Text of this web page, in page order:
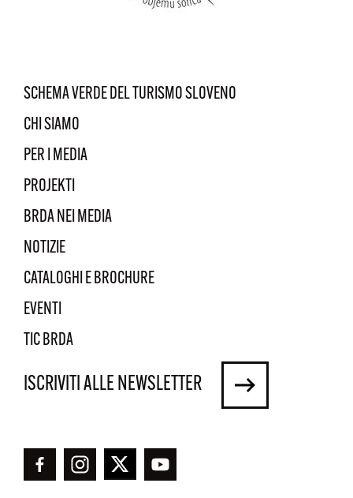
SCHEMA VERDE DEL TURISMO SLOVENO
CHI SIAMO
PER I MEDIA
PROJEKTI
BRDA NEI MEDIA
NOTIZIE
CATALOGHI E BROCHURE
EVENTI
TIC BRDA
ISCRIVITI ALLE NEWSLETTER